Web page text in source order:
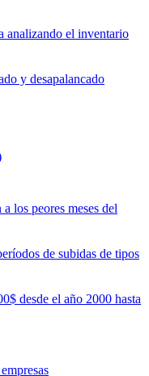
analizando el inventario
y desapalancado
los peores meses del
de subidas de tipos
desde el año 2000 hasta